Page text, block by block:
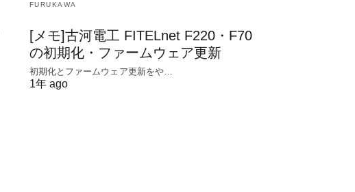
FURUKAWA
[メモ]古河電工 FITELnet F220・F70
の初期化・ファームウェア更新
初期化とファームウェア更新をや…
1年 ago